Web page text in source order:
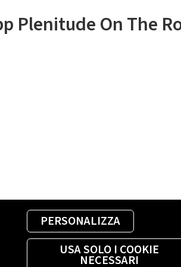
PERSONALIZZA
USA SOLO I COOKIE
NECESSARI
Plenitude On The